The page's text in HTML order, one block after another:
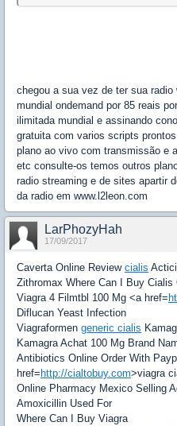
chegou a sua vez de ter sua
mundial ondemand por 85 reais
ilimitada mundial e assinando
gratuita com varios scripts prontos
plano ao vivo com transmissão e
etc consulte-os temos outros
radio streaming e de sites apartir
da radio em www.l2leon.com
LarPhozyHah
17/09/2017
Caverta Online Review cialis
Zithromax Where Can I Buy Cialis
Viagra 4 Filmtbl 100 Mg <a href=
Diflucan Yeast Infection
Viagraformen generic cialis
Kamagra Achat 100 Mg Brand
Antibiotics Online Order With
href=http://cialtobuy.com>viagra
Online Pharmacy Mexico Selling
Amoxicillin Used For
Where Can I Buy Viagra